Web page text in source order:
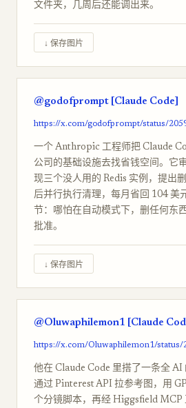
文件夹，几周后还能调出来。
↓ 保存图片
@godofprompt [Claude Code]
https://x.com/godofprompt/status/
一个 Anthropic 工程师把 Claude
公司的基础设施去找省钱空间。它
现三个没人用的 Redis 实例，提出
后并行执行清理，每月省回 104 美
节：哪怕在自动模式下，删任何东
批准。
↓ 保存图片
@Oluwaphilemon1 [Claude
https://x.com/Oluwaphilemon1/status/
他在 Claude Code 里搭了一条全 AI
通过 Pinterest API 拉参考图，用
个分镜脚本，再经 Higgsfield MCP